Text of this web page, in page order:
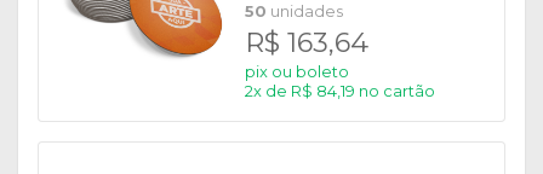
50 unidades
R$ 163,64
pix ou boleto
2x de R$ 84,19 no cartão